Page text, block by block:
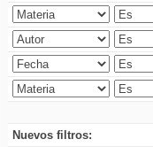
Nuevos filtros: